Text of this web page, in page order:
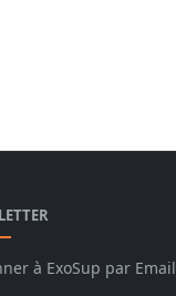
à ExoSup par Email